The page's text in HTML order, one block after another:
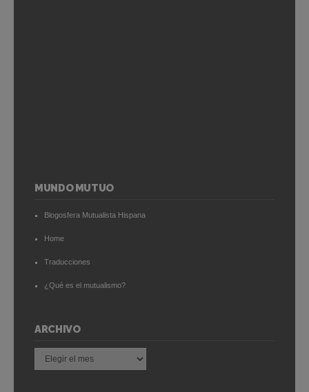
MUNDO MUTUO
Blogosfera Mutualista Hispana
Home
Traducciones
¿Qué es el mutualismo?
ARCHIVO
Archivo